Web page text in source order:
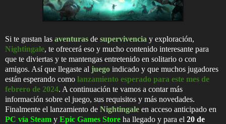
Si te gustan las aventuras de supervivencia y exploración,
Nightingale, te ofrecerá eso y mucho contenido interesante para
que te diviertas y te mantengas entretenido en solitario o con
amigos. Así que llegaste al juego indicado y que muchos jugadores
están esperando como lanzamiento esperado para este mes de
febrero de 2024. A continuación te vamos a contar más
información sobre el juego, sus requisitos y más novedades.
Finalmente el lanzamiento de Nightingale en acceso anticipado en
PC vía Steam y Epic Games Store ha llegado y para el 20 de